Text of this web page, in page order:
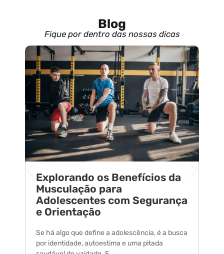
Blog
Fique por dentro das nossas dicas
Explorando os Benefícios da
Musculação para
Adolescentes com Segurança
e Orientação
Se há algo que define a adolescência, é a busca
por identidade, autoestima e uma pitada